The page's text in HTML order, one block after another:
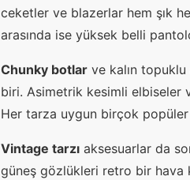
ceketler ve blazerlar hem şık
arasında ise yüksek belli
Chunky botlar ve kalın
biri. Asimetrik kesimli elbiseler
Her tarza uygun birçok
Vintage tarzı aksesuarlar da
güneş gözlükleri retro bir hava